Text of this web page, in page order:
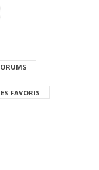
FAVORIS